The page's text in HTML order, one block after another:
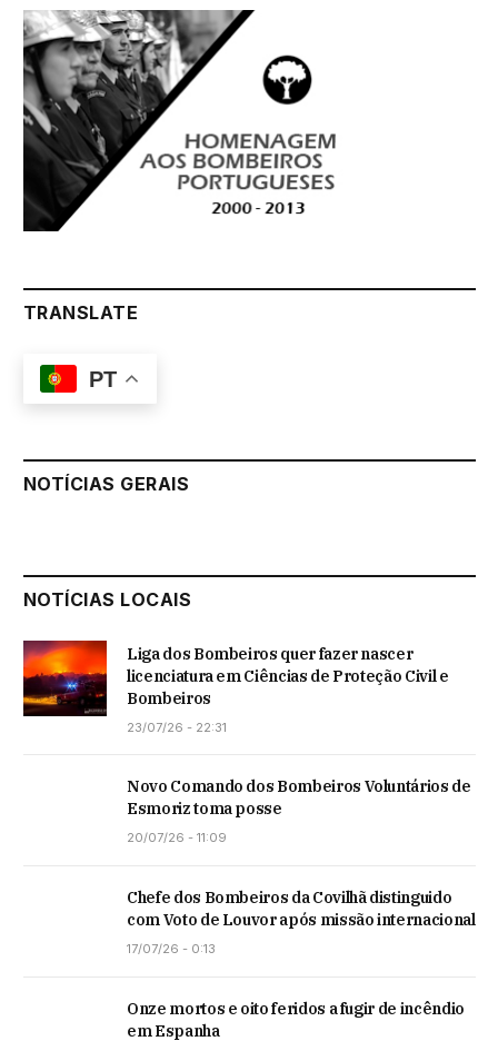
TRANSLATE
PT
NOTÍCIAS GERAIS
NOTÍCIAS LOCAIS
Liga dos Bombeiros quer fazer nascer
licenciatura em Ciências de Proteção Civil e
Bombeiros
23/07/26 - 22:31
Novo Comando dos Bombeiros Voluntários de
Esmoriz toma posse
20/07/26 - 11:09
Chefe dos Bombeiros da Covilhã distinguido
com Voto de Louvor após missão internacional
17/07/26 - 0:13
Onze mortos e oito feridos a fugir de incêndio
em Espanha